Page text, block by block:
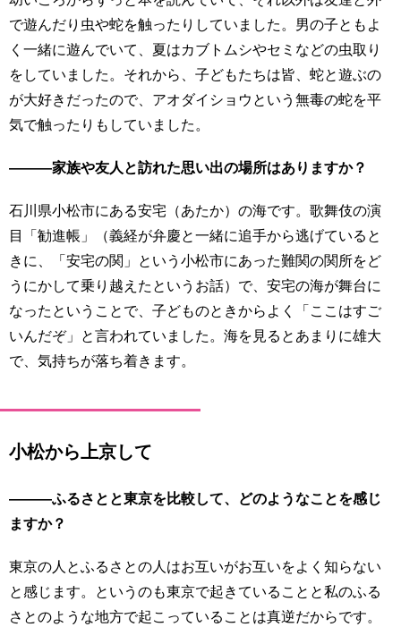
で遊んだり虫や蛇を触ったりしていました。男の子ともよ
く一緒に遊んでいて、夏はカブトムシやセミなどの虫取り
をしていました。それから、子どもたちは皆、蛇と遊ぶの
が大好きだったので、アオダイショウという無毒の蛇を平
気で触ったりもしていました。
―――家族や友人と訪れた思い出の場所はありますか？
石川県小松市にある安宅（あたか）の海です。歌舞伎の演
目「勧進帳」（義経が弁慶と一緒に追手から逃げていると
きに、「安宅の関」という小松市にあった難関の関所をど
うにかして乗り越えたというお話）で、安宅の海が舞台に
なったということで、子どものときからよく「ここはすご
いんだぞ」と言われていました。海を見るとあまりに雄大
で、気持ちが落ち着きます。
小松から上京して
―――ふるさとと東京を比較して、どのようなことを感じ
ますか？
東京の人とふるさとの人はお互いがお互いをよく知らない
と感じます。というのも東京で起きていることと私のふる
さとのような地方で起こっていることは真逆だからです。